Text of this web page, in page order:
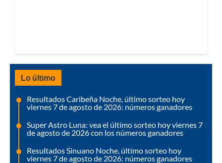
Lo último
Resultados Caribeña Noche, último sorteo hoy
viernes 7 de agosto de 2026: números ganadores
Super Astro Luna: vea el último sorteo hoy viernes 7
de agosto de 2026 con los números ganadores
Resultados Sinuano Noche, último sorteo hoy
viernes 7 de agosto de 2026: números ganadores